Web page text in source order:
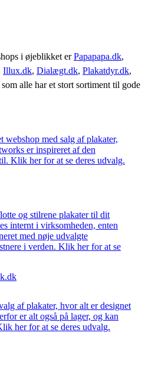
i øjeblikket erPapapapa.dk,
Illux.dk, Dialægt.dk, Plakatdyr.dk,
som alle har et stort sortiment til gode
webshop med salg af plakater,
er inspireret af den
Klik her for at se deres udvalg.
og stilrene plakater til dit
internt i virksomheden, enten
med nøje udvalgte
i verden. Klik her for at se
af plakater, hvor alt er designet
er alt også på lager, og kan
her for at se deres udvalg.